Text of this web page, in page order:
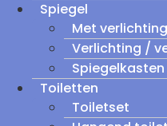
Spiegel
Met verlichting
Verlichting /
Spiegelkasten
Toiletten
Toiletset